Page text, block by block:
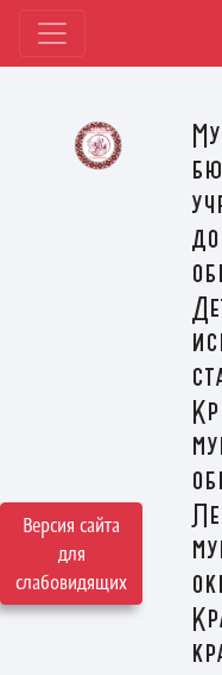
Версия сайта
для
слабовидящих